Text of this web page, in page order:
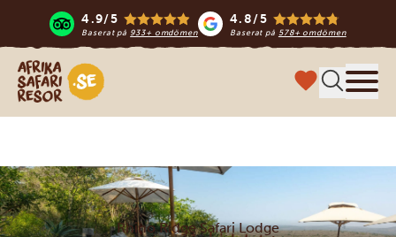
4.9/5
Baserat på 933+ omdömen
4.8/5
Baserat på 578+ omdömen
Safari-resor i Afrika
Rhino Ridge Safari Lodge